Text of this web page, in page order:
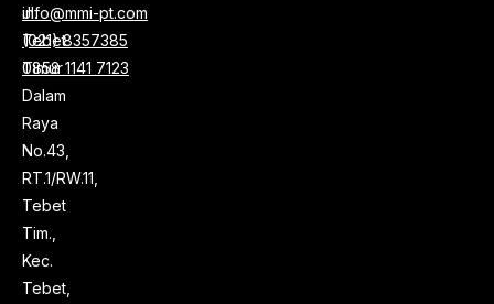
Jl.
Tebet
Timur
Dalam
Raya
No.43,
RT.1/RW.11,
Tebet
Tim.,
Kec.
Tebet,
info@mmi-pt.com
(021) 8357385
0858 1141 7123